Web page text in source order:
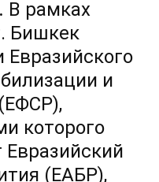
В рамках
Бишкек
Евразийского
и
которого
Евразийский
(ЕАБР),